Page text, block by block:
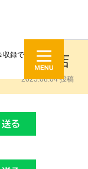
収録で
ンコー店
2025.08.04 投稿